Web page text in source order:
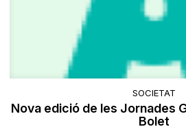
SOCIETAT
Nova edició de les Jornades
Bolet